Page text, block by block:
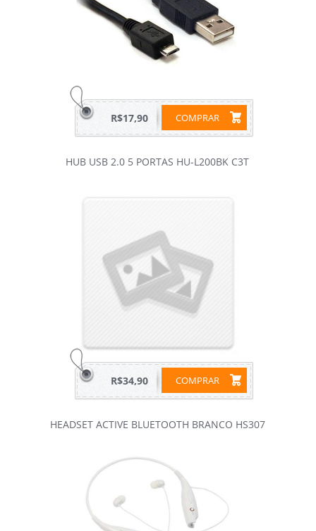
COMPRAR
R$17,90
HUB USB 2.0 5 PORTAS HU-L200BK C3T
COMPRAR
R$34,90
HEADSET ACTIVE BLUETOOTH BRANCO HS307